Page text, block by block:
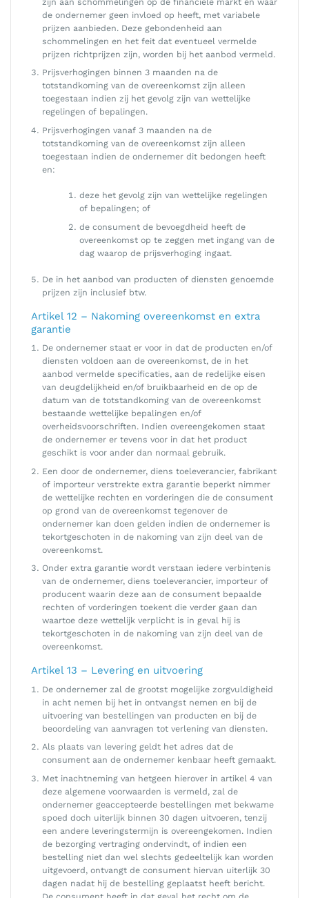
de ondernemer geen invloed op heeft, met variabele
prijzen aanbieden. Deze gebondenheid aan
schommelingen en het feit dat eventueel vermelde
prijzen richtprijzen zijn, worden bij het aanbod vermeld.
Prijsverhogingen binnen 3 maanden na de
totstandkoming van de overeenkomst zijn alleen
toegestaan indien zij het gevolg zijn van wettelijke
regelingen of bepalingen.
Prijsverhogingen vanaf 3 maanden na de
totstandkoming van de overeenkomst zijn alleen
toegestaan indien de ondernemer dit bedongen heeft
en:
deze het gevolg zijn van wettelijke regelingen
of bepalingen; of
de consument de bevoegdheid heeft de
overeenkomst op te zeggen met ingang van de
dag waarop de prijsverhoging ingaat.
De in het aanbod van producten of diensten genoemde
prijzen zijn inclusief btw.
Artikel 12 – Nakoming overeenkomst en extra
garantie
De ondernemer staat er voor in dat de producten en/of
diensten voldoen aan de overeenkomst, de in het
aanbod vermelde specificaties, aan de redelijke eisen
van deugdelijkheid en/of bruikbaarheid en de op de
datum van de totstandkoming van de overeenkomst
bestaande wettelijke bepalingen en/of
overheidsvoorschriften. Indien overeengekomen staat
de ondernemer er tevens voor in dat het product
geschikt is voor ander dan normaal gebruik.
Een door de ondernemer, diens toeleverancier, fabrikant
of importeur verstrekte extra garantie beperkt nimmer
de wettelijke rechten en vorderingen die de consument
op grond van de overeenkomst tegenover de
ondernemer kan doen gelden indien de ondernemer is
tekortgeschoten in de nakoming van zijn deel van de
overeenkomst.
Onder extra garantie wordt verstaan iedere verbintenis
van de ondernemer, diens toeleverancier, importeur of
producent waarin deze aan de consument bepaalde
rechten of vorderingen toekent die verder gaan dan
waartoe deze wettelijk verplicht is in geval hij is
tekortgeschoten in de nakoming van zijn deel van de
overeenkomst.
Artikel 13 – Levering en uitvoering
De ondernemer zal de grootst mogelijke zorgvuldigheid
in acht nemen bij het in ontvangst nemen en bij de
uitvoering van bestellingen van producten en bij de
beoordeling van aanvragen tot verlening van diensten.
Als plaats van levering geldt het adres dat de
consument aan de ondernemer kenbaar heeft gemaakt.
Met inachtneming van hetgeen hierover in artikel 4 van
deze algemene voorwaarden is vermeld, zal de
ondernemer geaccepteerde bestellingen met bekwame
spoed doch uiterlijk binnen 30 dagen uitvoeren, tenzij
een andere leveringstermijn is overeengekomen. Indien
de bezorging vertraging ondervindt, of indien een
bestelling niet dan wel slechts gedeeltelijk kan worden
uitgevoerd, ontvangt de consument hiervan uiterlijk 30
dagen nadat hij de bestelling geplaatst heeft bericht.